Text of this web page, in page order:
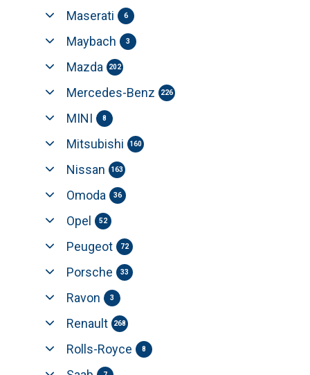
Maserati 6
Maybach 3
Mazda 202
Mercedes-Benz 226
MINI 8
Mitsubishi 160
Nissan 163
Omoda 36
Opel 52
Peugeot 72
Porsche 33
Ravon 3
Renault 268
Rolls-Royce 8